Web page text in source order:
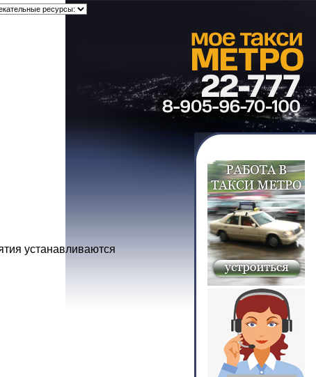
устанавливаются